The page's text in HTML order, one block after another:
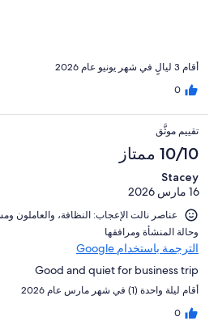
أقام 3 ليالٍ في شهر يونيو عام 2026
0
تقييم موثَّق
10/10 ممتاز
Stacey
16 مارس 2026
و⁦حالة المنشأة ومرافقها⁩
الترجمة باستخدام Google
Good and quiet for business trip
أقام ليلة واحدة (1) في شهر مارس عام 2026
0